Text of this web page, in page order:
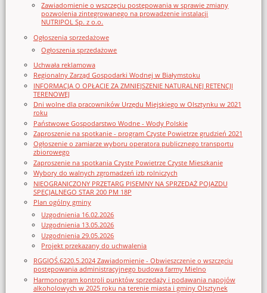
Zawiadomienie o wszczęciu postępowania w sprawie zmiany
pozwolenia zintegrowanego na prowadzenie instalacji
NUTRIPOL Sp. z o.o.
Ogłoszenia sprzedażowe
Ogłoszenia sprzedażowe
Uchwała reklamowa
Regionalny Zarząd Gospodarki Wodnej w Białymstoku
INFORMACJA O OPŁACIE ZA ZMNIEJSZENIE NATURALNEJ RETENCJI
TERENOWEJ
Dni wolne dla pracowników Urzędu Miejskiego w Olsztynku w 2021
roku
Państwowe Gospodarstwo Wodne - Wody Polskie
Zaproszenie na spotkanie - program Czyste Powietrze grudzień 2021
Ogłoszenie o zamiarze wyboru operatora publicznego transportu
zbiorowego
Zaproszenie na spotkania Czyste Powietrze Czyste Mieszkanie
Wybory do walnych zgromadzeń izb rolniczych
NIEOGRANICZONY PRZETARG PISEMNY NA SPRZEDAŻ POJAZDU
SPECJALNEGO STAR 200 PM 18P
Plan ogólny gminy
Uzgodnienia 16.02.2026
Uzgodnienia 13.05.2026
Uzgodnienia 29.05.2026
Projekt przekazany do uchwalenia
RGGIOŚ.6220.5.2024 Zawiadomienie - Obwieszczenie o wszczęciu
postępowania administracyjnego budowa farmy Mielno
Harmonogram kontroli punktów sprzedaży i podawania napojów
alkoholowych w 2025 roku na terenie miasta i gminy Olsztynek